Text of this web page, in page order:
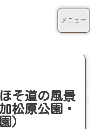
そ道の風景
松原公園・
）
メニュー